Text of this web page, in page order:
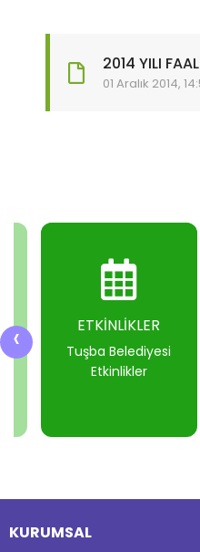
2014 YILI
01 Aralık 2014,
‹ ETKİNLİKLER
Tuşba Belediyesi
Etkinlikler
KURUMSAL